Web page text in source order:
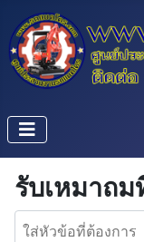
รับเหมาถ
ใส่หัวข้อที่ต้องการ